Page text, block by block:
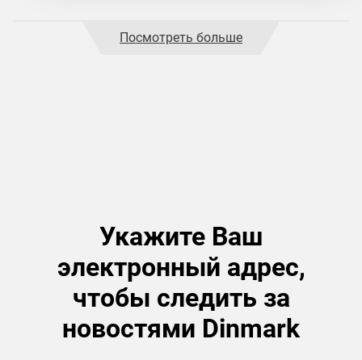
Посмотреть больше
Укажите Ваш
электронный адрес,
чтобы следить за
новостями Dinmark